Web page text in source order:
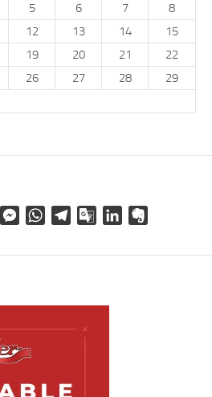
5 6 7
8
12 13 14
15
19 20 21
22
26 27 28
29
FacebookMessengerWhatsAppTelegramGoogleLinkedIn